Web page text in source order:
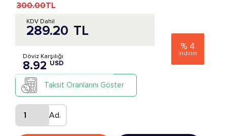
% 4
İndirim
300.00TL
289.20 TL
KDV Dahil
Döviz Karşılığı
8.92 USD
Taksit Oranlarını Göster
Ad.